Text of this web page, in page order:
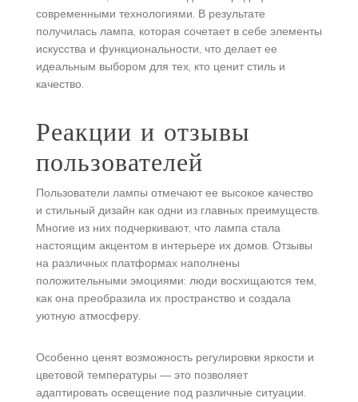
современными технологиями. В результате
получилась лампа, которая сочетает в себе элементы
искусства и функциональности, что делает ее
идеальным выбором для тех, кто ценит стиль и
качество.
Реакции и отзывы
пользователей
Пользователи лампы отмечают ее высокое качество
и стильный дизайн как одни из главных преимуществ.
Многие из них подчеркивают, что лампа стала
настоящим акцентом в интерьере их домов. Отзывы
на различных платформах наполнены
положительными эмоциями: люди восхищаются тем,
как она преобразила их пространство и создала
уютную атмосферу.
Особенно ценят возможность регулировки яркости и
цветовой температуры — это позволяет
адаптировать освещение под различные ситуации.